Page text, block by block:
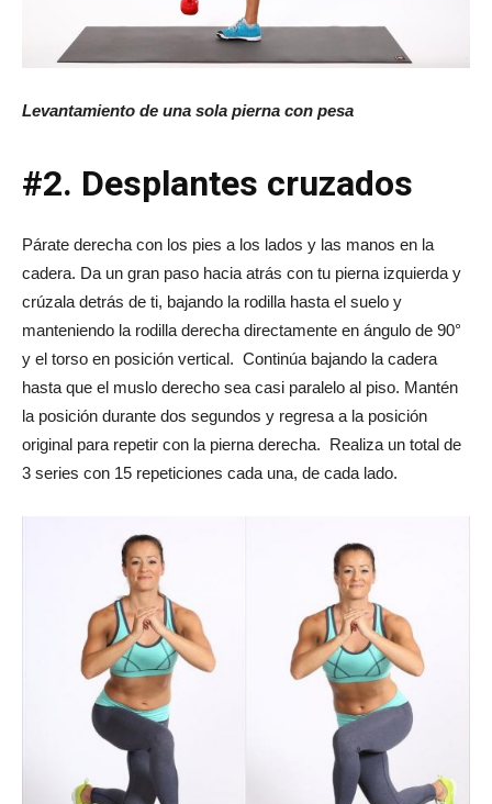
Levantamiento de una sola pierna con pesa
#2. Desplantes cruzados
Párate derecha con los pies a los lados y las manos en la
cadera. Da un gran paso hacia atrás con tu pierna izquierda y
crúzala detrás de ti, bajando la rodilla hasta el suelo y
manteniendo la rodilla derecha directamente en ángulo de 90°
y el torso en posición vertical. Continúa bajando la cadera
hasta que el muslo derecho sea casi paralelo al piso. Mantén
la posición durante dos segundos y regresa a la posición
original para repetir con la pierna derecha. Realiza un total de
3 series con 15 repeticiones cada una, de cada lado.